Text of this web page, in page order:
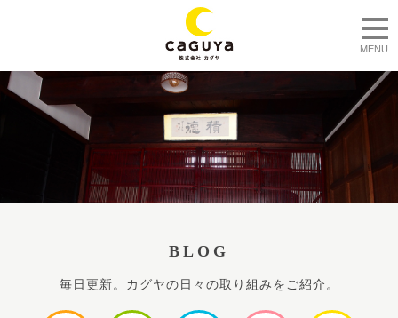
MENU
BLOG
毎日更新。カグヤの日々の取り組みをご紹介。